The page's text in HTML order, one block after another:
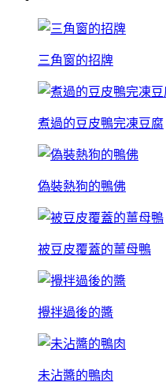
三角窗的招牌
煮過的豆皮鴨完凍豆腐
偽裝熱狗的鴨佛
被豆皮覆蓋的薑母鴨
攪拌過後的醬
未沾醬的鴨肉